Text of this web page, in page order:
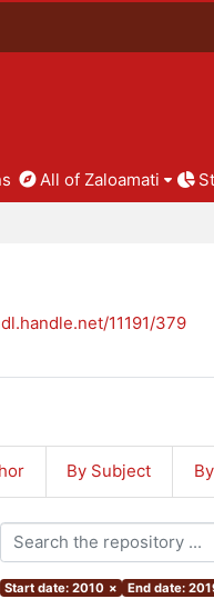
All of Zaloamati
11191/379
By Subject
Start date: 2010 × End date: